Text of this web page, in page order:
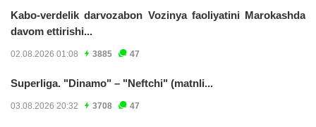
Kabo-verdelik darvozabon Vozinya faoliyatini Marokashda
davom ettirishi...
02.08.2026 01:08 3885 47
Superliga. "Dinamo" – "Neftchi" (matnli...
03.08.2026 20:32 3708 47